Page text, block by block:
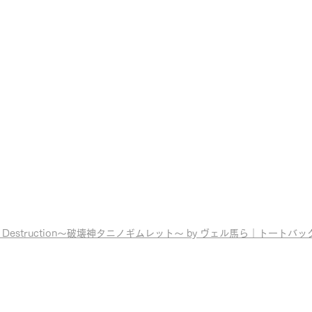
〜破壊神タニノギムレット〜 by ヴェル馬ら ｜トートバッ